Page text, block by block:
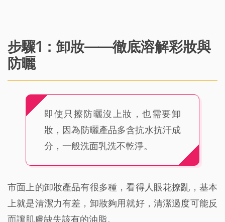
步驟1：卸妝——徹底溶解彩妝與
防曬
即使只擦防曬沒上妝，也需要卸
妝，因為防曬產品多含抗水抗汗成
分，一般洗面乳洗不乾淨。
市面上的卸妝產品有很多種，看得人眼花撩亂，基本
上就是清潔力有差，卸妝夠用就好，清潔過度可能反
而讓肌膚缺失該有的油脂。